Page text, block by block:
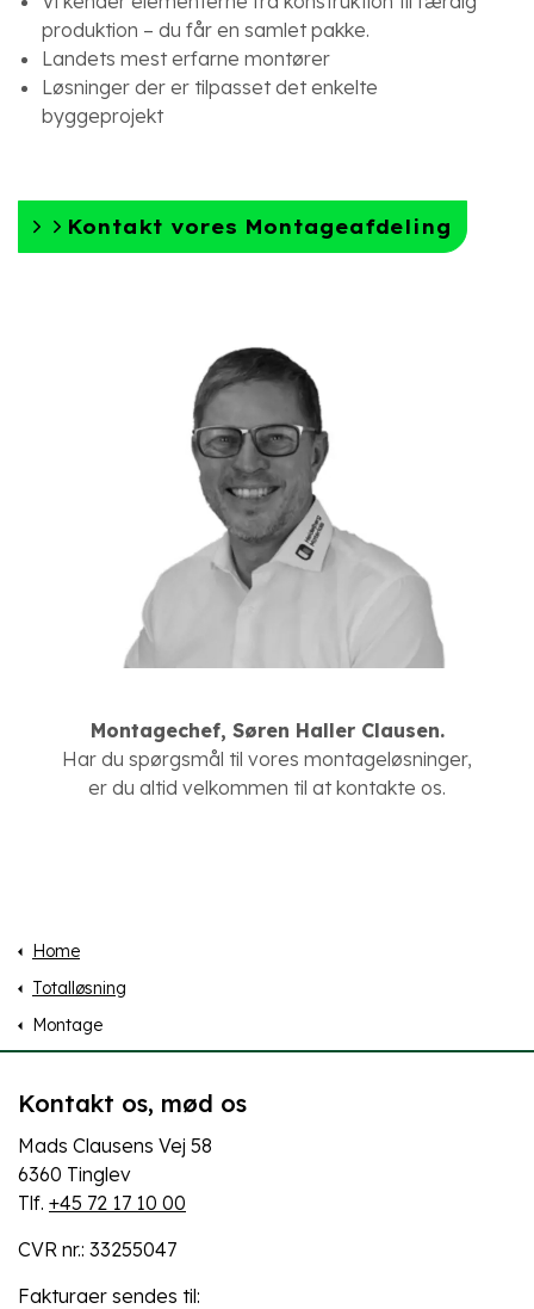
produktion – du får en samlet pakke.
Landets mest erfarne montører
Løsninger der er tilpasset det enkelte
byggeprojekt
Kontakt vores Montageafdeling
Montagechef, Søren Haller Clausen.
Har du spørgsmål til vores montageløsninger,
er du altid velkommen til at kontakte os.
Home
Totalløsning
Montage
Kontakt os, mød os
Mads Clausens Vej 58
6360 Tinglev
Tlf. +45 72 17 10 00
CVR nr.: 33255047
Fakturaer sendes til: